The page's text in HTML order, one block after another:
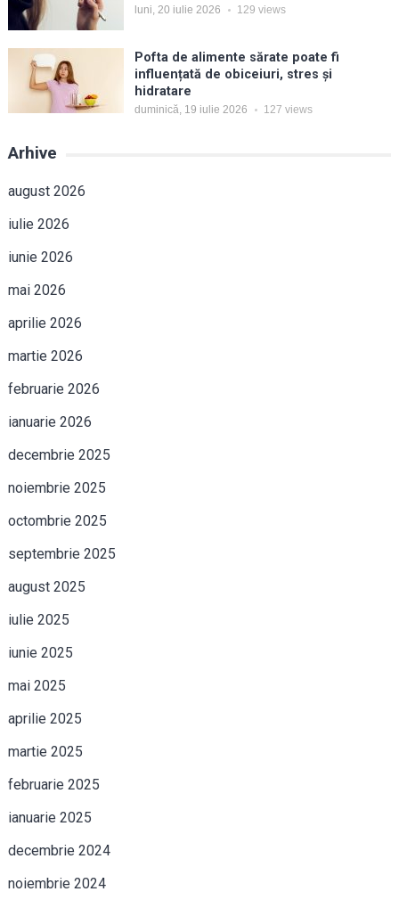
luni, 20 iulie 2026 129 views
Pofta de alimente sărate poate fi
influențată de obiceiuri, stres și
hidratare
duminică, 19 iulie 2026 127 views
Arhive
august 2026
iulie 2026
iunie 2026
mai 2026
aprilie 2026
martie 2026
februarie 2026
ianuarie 2026
decembrie 2025
noiembrie 2025
octombrie 2025
septembrie 2025
august 2025
iulie 2025
iunie 2025
mai 2025
aprilie 2025
martie 2025
februarie 2025
ianuarie 2025
decembrie 2024
noiembrie 2024